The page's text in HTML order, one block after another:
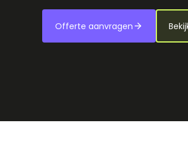
Offerte aanvragen